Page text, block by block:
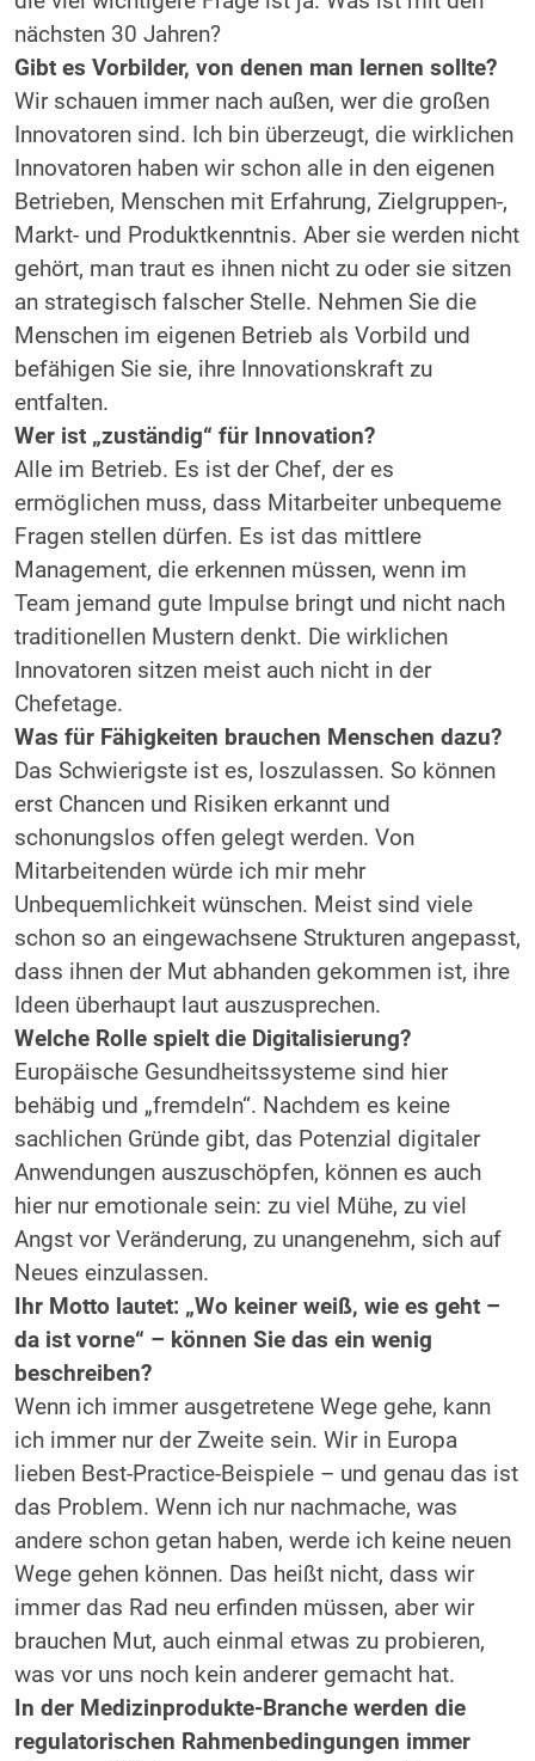
nächsten 30 Jahren?
Gibt es Vorbilder, von denen man lernen sollte?
Wir schauen immer nach außen, wer die großen
Innovatoren sind. Ich bin überzeugt, die wirklichen
Innovatoren haben wir schon alle in den eigenen
Betrieben, Menschen mit Erfahrung, Zielgruppen-,
Markt- und Produktkenntnis. Aber sie werden nicht
gehört, man traut es ihnen nicht zu oder sie sitzen
an strategisch falscher Stelle. Nehmen Sie die
Menschen im eigenen Betrieb als Vorbild und
befähigen Sie sie, ihre Innovationskraft zu
entfalten.
Wer ist „zuständig“ für Innovation?
Alle im Betrieb. Es ist der Chef, der es
ermöglichen muss, dass Mitarbeiter unbequeme
Fragen stellen dürfen. Es ist das mittlere
Management, die erkennen müssen, wenn im
Team jemand gute Impulse bringt und nicht nach
traditionellen Mustern denkt. Die wirklichen
Innovatoren sitzen meist auch nicht in der
Chefetage.
Was für Fähigkeiten brauchen Menschen dazu?
Das Schwierigste ist es, loszulassen. So können
erst Chancen und Risiken erkannt und
schonungslos offen gelegt werden. Von
Mitarbeitenden würde ich mir mehr
Unbequemlichkeit wünschen. Meist sind viele
schon so an eingewachsene Strukturen angepasst,
dass ihnen der Mut abhanden gekommen ist, ihre
Ideen überhaupt laut auszusprechen.
Welche Rolle spielt die Digitalisierung?
Europäische Gesundheitssysteme sind hier
behäbig und „fremdeln“. Nachdem es keine
sachlichen Gründe gibt, das Potenzial digitaler
Anwendungen auszuschöpfen, können es auch
hier nur emotionale sein: zu viel Mühe, zu viel
Angst vor Veränderung, zu unangenehm, sich auf
Neues einzulassen.
Ihr Motto lautet: „Wo keiner weiß, wie es geht –
da ist vorne“ – können Sie das ein wenig
beschreiben?
Wenn ich immer ausgetretene Wege gehe, kann
ich immer nur der Zweite sein. Wir in Europa
lieben Best-Practice-Beispiele – und genau das ist
das Problem. Wenn ich nur nachmache, was
andere schon getan haben, werde ich keine neuen
Wege gehen können. Das heißt nicht, dass wir
immer das Rad neu erfinden müssen, aber wir
brauchen Mut, auch einmal etwas zu probieren,
was vor uns noch kein anderer gemacht hat.
In der Medizinprodukte-Branche werden die
regulatorischen Rahmenbedingungen immer